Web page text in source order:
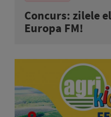
Concurs: zilele
Europa FM!